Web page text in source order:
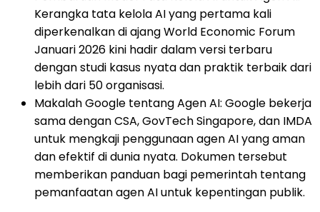
Kerangka tata kelola AI yang pertama kali
diperkenalkan di ajang World Economic Forum
Januari 2026 kini hadir dalam versi terbaru
dengan studi kasus nyata dan praktik terbaik dari
lebih dari 50 organisasi.
Makalah Google tentang Agen AI: Google bekerja
sama dengan CSA, GovTech Singapore, dan IMDA
untuk mengkaji penggunaan agen AI yang aman
dan efektif di dunia nyata. Dokumen tersebut
memberikan panduan bagi pemerintah tentang
pemanfaatan agen AI untuk kepentingan publik.